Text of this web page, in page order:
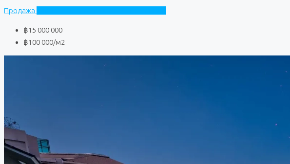
Продажа
฿15 000 000
฿100 000/м2